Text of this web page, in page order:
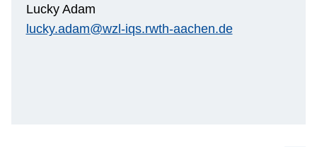
Lucky Adam
lucky.adam@wzl-iqs.rwth-aachen.de